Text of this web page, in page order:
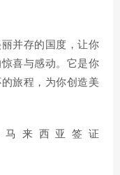
并存的国度，让你
喜与感动。它是你
旅程，为你创造美
马来西亚签证